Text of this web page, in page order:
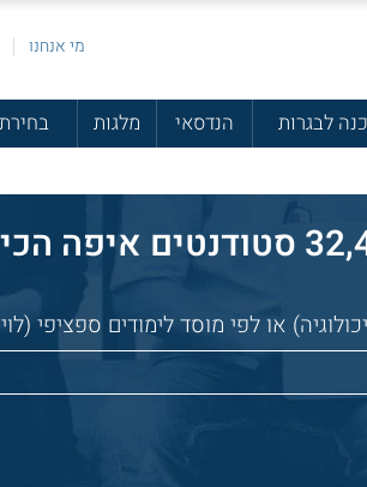
מי אנחנו
לבגרות הנדסאי מלגות
או לפי מוסד לימודים ספציפי